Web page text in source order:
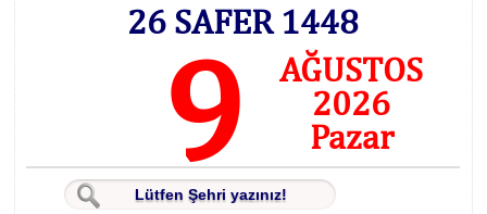
26 SAFER 1448
9
AĞUSTOS
2026
Pazar